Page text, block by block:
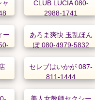
CLUB LUCIA 080-
2988-1741
ー
あろま爽快 玉乱ほん
ぽ 080-4979-5832
セレブはいかが 087-
811-1444
美人女教師セクシー